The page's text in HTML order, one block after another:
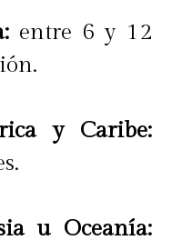
entre 6 y 12
y Caribe:
u Oceanía: